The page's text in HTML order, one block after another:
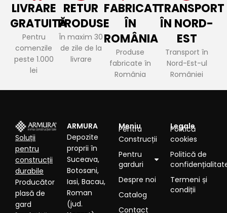
LIVRARE
GRATUITĂ
Pentru
comenzile
peste 1.000
lei
RETUR
PRODUSE
În maxim 30
de zile de la
livrare
FABRICAT
ÎN
ROMÂNIA
Produse
fabricate în
România
TRANSPORT
ÎN NORD-
EST
Transport în
Nord-Est-ul
României
Soluții
pentru
construcții
durabile
Producător
plasă de
gard
ARMURA
Depozite
proprii în
Suceava,
Botosani,
Iasi, Bacau,
Roman
(jud.
Meniu
Pentru
Construcții
Pentru
garduri
Despre noi
Catalog
Contact
Legale
Politică
cookies
Politică de
Termeni și
condiții